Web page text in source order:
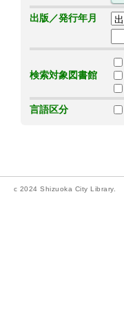
出版／発行年月
検索対象図書館
言語区分
c 2024 Shizuoka City Library.